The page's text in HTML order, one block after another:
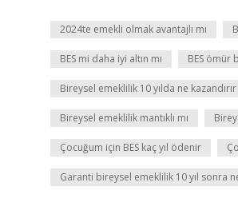
2024te emekli olmak avantajlı mı
BES mi daha iyi altın mı BES ömür
Bireysel emeklilik 10 yılda ne kazandırır
Bireysel emeklilik mantıklı mı
Çocuğum için BES kaç yıl ödenir
Garanti bireysel emeklilik 10 yıl sonra